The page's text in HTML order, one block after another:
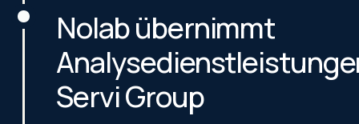
Nolab übernimmt
Servi Group